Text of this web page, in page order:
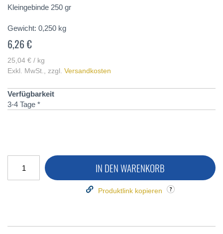
Kleingebinde 250 gr
Gewicht: 0,250 kg
6,26 €
25,04 € / kg
Exkl. MwSt., zzgl. Versandkosten
Verfügbarkeit
3-4 Tage *
IN DEN WARENKORB
Produktlink kopieren